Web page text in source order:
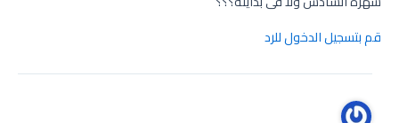
قم بتسجيل الدخول للرد